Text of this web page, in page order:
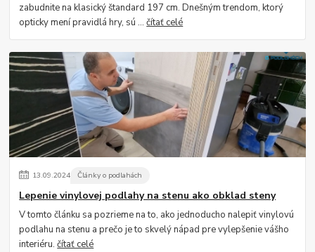
zabudnite na klasický štandard 197 cm. Dnešným trendom, ktorý
opticky mení pravidlá hry, sú ...čítať celé
13.09.2024 Články o podlahách
Lepenie vinylovej podlahy na stenu ako obklad steny
V tomto článku sa pozrieme na to, ako jednoducho nalepiť vinylovú
podlahu na stenu a prečo je to skvelý nápad pre vylepšenie vášho
interiéru.čítať celé